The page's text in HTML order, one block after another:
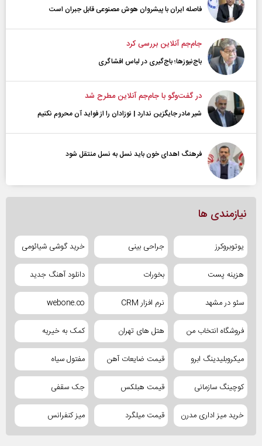
فاصله ایران با پیشرو‌ان هوش مصنوعی قابل جبران است
جام‌جم آنلاین بررسی کرد
باج‌نیوزها؛ باج‌گیری در لباس افشاگری
در گفت‌و‌گو با جام‌جم آنلاین مطرح شد
شیر مادر جایگزین ندارد | نوزادان را از فواید آن محروم نکنیم
فرهنگ اهدای خون باید نسل به نسل منتقل شود
نیازمندی ها
یوتوبروکرز جراحی بینی خرید گوشی شیائومی
هزینه پست بخورات دانلود آهنگ جدید
سئو در مشهد نرم افزار CRM webone.co
فروشگاه انتخاب من هتل های تهران کمک به خیریه
میکروبلیدینگ ابرو قیمت ضایعات آهن مفتول سیاه
کوچینگ سازمانی قیمت هبلکس جک سقفی
خرید میز اداری مدرن قیمت میلگرد میز کنفرانس